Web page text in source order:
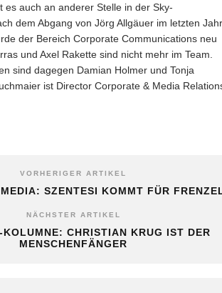
es auch an anderer Stelle in der Sky-
dem Abgang von Jörg Allgäuer im letzten
der Bereich Corporate Communications neu
und Axel Rakette sind nicht mehr im Team.
sind dagegen Damian Holmer und Tonja
ist Director Corporate & Media
VORHERIGER ARTIKEL
SZENTESI KOMMT FÜR
NÄCHSTER ARTIKEL
KOLUMNE: CHRISTIAN KRUG IST DER
MENSCHENFÄNGER